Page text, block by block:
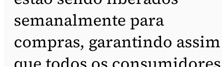
semanalmente para
compras, garantindo assim